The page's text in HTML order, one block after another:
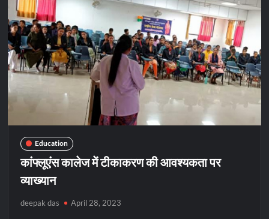
का
समापन
Education
कांफ्लूएंस कालेज में टीकाकरण की आवश्यकता पर
व्याख्यान
deepak das April 28, 2023